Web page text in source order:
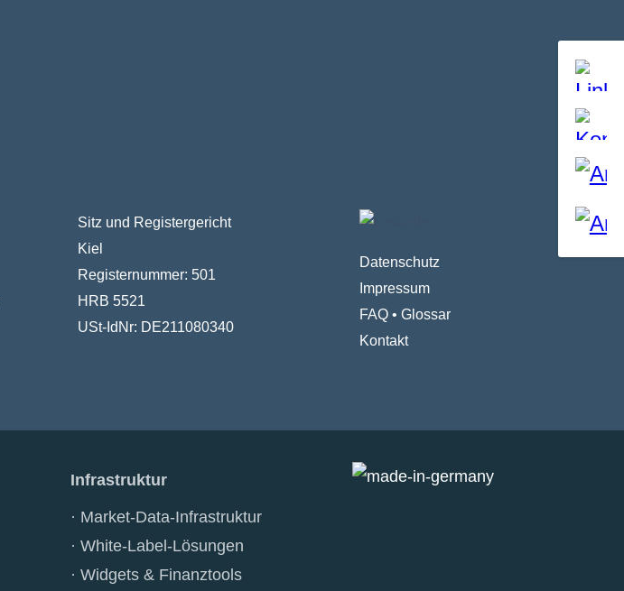
Sitz und Registergericht
Kiel
Registernummer:501
HRB 5521
USt-IdNr: DE211080340
Datenschutz
Impressum
FAQ• Glossar
Kontakt
Infrastruktur
Market-Data-Infrastruktur
White-Label-Lösungen
Widgets & Finanztools